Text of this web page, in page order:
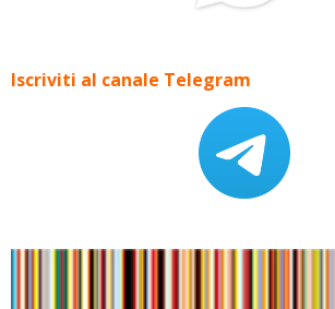
Iscriviti al canale Telegram